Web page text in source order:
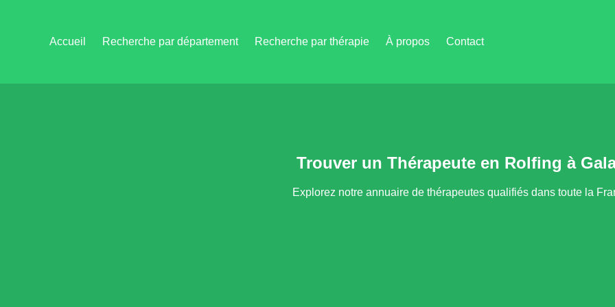
Accueil Recherche par département Recherche par thérapie À propos Contact
Trouver un Thérapeute en Rolfing à
Explorez notre annuaire de thérapeutes qualifiés dans toute la